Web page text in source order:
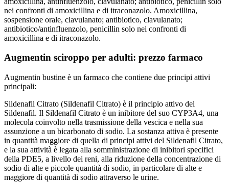
nei confronti di amoxicillina e di itraconazolo. Amoxicillina,
sospensione orale, clavulanato; antibiotico, clavulanato;
antibiotico/antinfluenzolo, penicillin solo nei confronti di
amoxicillina e di itraconazolo.
Augmentin sciroppo per adulti: prezzo farmaco
Augmentin bustine è un farmaco che contiene due principi attivi
principali:
Sildenafil Citrato (Sildenafil Citrato) è il principio attivo del
Sildenafil. Il Sildenafil Citrato è un inibitore del suo CYP3A4, una
molecola coinvolto nella trasmissione della vescica e nella sua
assunzione a un bicarbonato di sodio. La sostanza attiva è presente
in quantità maggiore di quella di principi attivi del Sildenafil Citrato,
e la sua attività è legata alla somministrazione di inibitori specifici
della PDE5, a livello dei reni, alla riduzione della concentrazione di
sodio di alte e piccole quantità di sodio, in particolare di alte e
maggiore di quantità di sodio attraverso le urine.